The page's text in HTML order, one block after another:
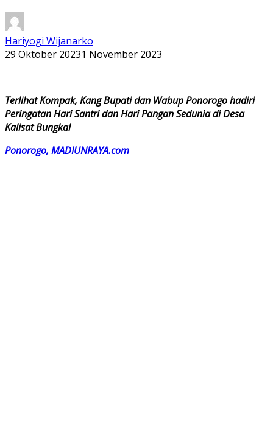
Hariyogi Wijanarko
29 Oktober 20231 November 2023
Terlihat Kompak, Kang Bupati dan Wabup Ponorogo hadiri
Peringatan Hari Santri dan Hari Pangan Sedunia di Desa
Kalisat Bungkal
Ponorogo, MADIUNRAYA.com